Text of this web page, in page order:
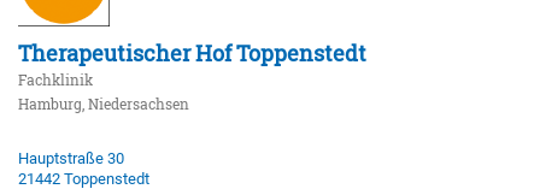
Therapeutischer Hof Toppenstedt
Fachklinik
Hamburg, Niedersachsen
Hauptstraße 30
21442 Toppenstedt